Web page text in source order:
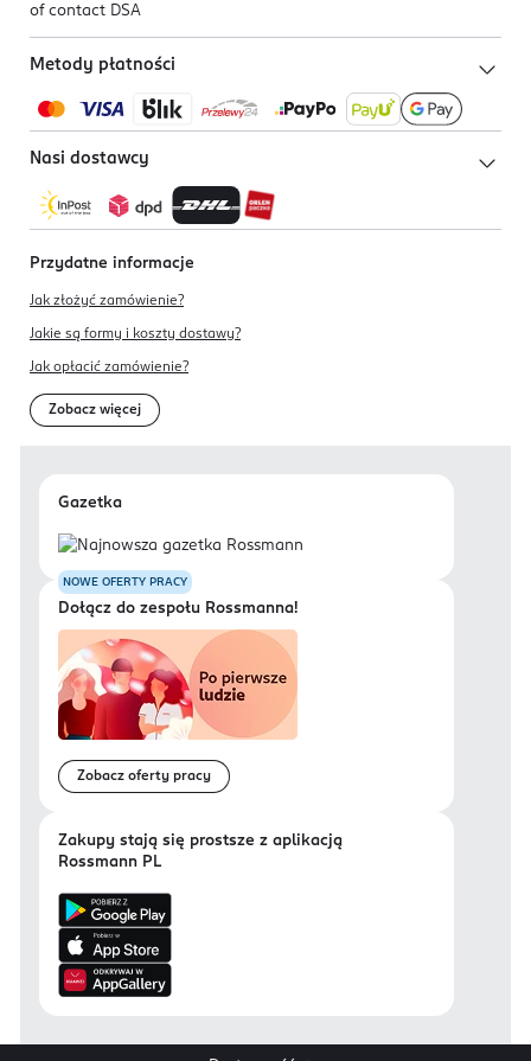
of contact DSA
Metody płatności
Nasi dostawcy
Przydatne informacje
Jak złożyć zamówienie?
Jakie są formy i koszty dostawy?
Jak opłacić zamówienie?
Zobacz więcej
Gazetka
NOWE OFERTY PRACY
Dołącz do zespołu Rossmanna!
Zobacz oferty pracy
Zakupy stają się prostsze z aplikacją
Rossmann PL